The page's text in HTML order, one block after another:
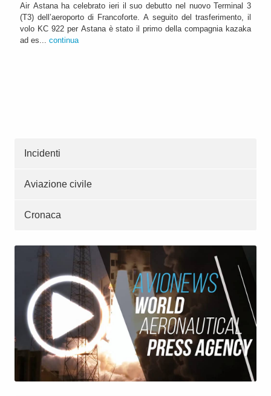
Air Astana ha celebrato ieri il suo debutto nel nuovo Terminal 3
(T3) dell’aeroporto di Francoforte. A seguito del trasferimento, il
volo KC 922 per Astana è stato il primo della compagnia kazaka
ad es... continua
Incidenti
Aviazione civile
Cronaca